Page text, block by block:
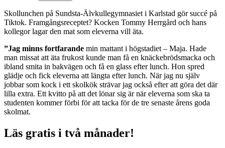
Skollunchen på Sundsta-Älvkullegymnasiet i Karlstad gör succé på
Tiktok. Framgångsreceptet? Kocken Tommy Herrgård och hans
kollegor lagar den mat som eleverna vill äta.
”Jag minns fortfarande min mattant i högstadiet – Maja. Hade
man missat att äta frukost kunde man få en knäckebrödsmacka och
ibland smita in bakvägen och få en glass efter lunch. Hon spred
glädje och fick eleverna att längta efter lunch. När jag nu själv
jobbar som kock i ett skolkök strävar jag också efter att göra det där
lilla extra. Ett kvitto på att det lönar sig är när eleverna som ska ta
studenten kommer förbi för att tacka för de tre senaste årens goda
skolmat.
Läs gratis i två månader!